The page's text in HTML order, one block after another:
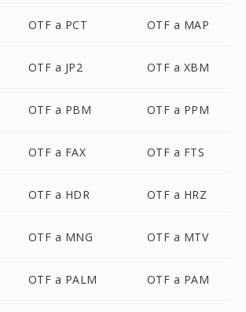
OTF a PCT OTF a MAP
OTF a JP2 OTF a XBM
OTF a PBM OTF a PPM
OTF a FAX OTF a FTS
OTF a HDR OTF a HRZ
OTF a MNG OTF a MTV
OTF a PALM OTF a PAM